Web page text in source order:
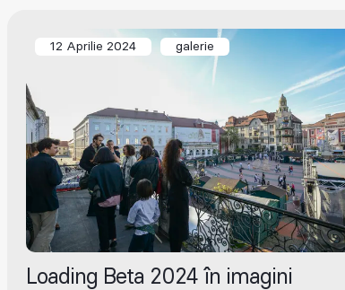
12 Aprilie 2024 galerie
Loading Beta 2024 în imagini